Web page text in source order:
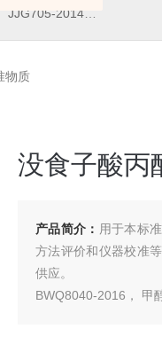
JJG705-2014液相色谱仪紫外检测线性范围标准溶液
物质
没食子酸丙
产品简介： 用于本标
方法评价和仪器校准
供应。
BWQ8040-2016， 甲